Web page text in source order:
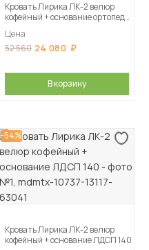
Кровать Лирика ЛК-2 велюр
кофейный + основание ортопед
Цена
52 560 24 080
В корзину
-54%
Кровать Лирика ЛК-2 велюр
кофейный + основание ЛДСП 140